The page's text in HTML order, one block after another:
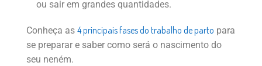
ou sair em grandes quantidades.
Conheça as 4 principais fases do trabalho de parto para
se preparar e saber como será o nascimento do
seu neném.